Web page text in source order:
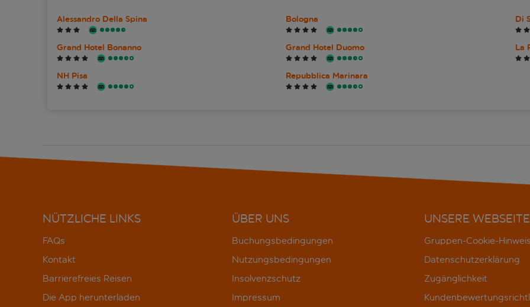
Alessandro Della Spina Bologna Di
Grand Hotel Bonanno Grand Hotel Duomo La
NH Pisa Repubblica Marinara
NÜTZLICHE LINKS
FAQs
Kontakt
Barrierefreies Reisen
Die App herunterladen
ÜBER UNS
Buchungsbedingungen
Nutzungsbedingungen
Insolvenzschutz
Impressum
UNSERE WEBSEITE
Gruppen-Cookie-Hinweis
Datenschutzerklärung
Zugänglichkeit